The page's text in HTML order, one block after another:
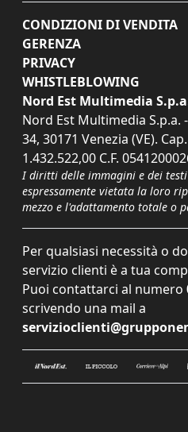
CONDIZIONI DI VENDITA
GERENZA
PRIVACY
WHISTLEBLOWING
Nord Est Multimedia
Nord Est Multimedia S.p.a.
34, 30171 Venezia (VE).
1.432.522,00 C.F.
I diritti delle immagini e dei
espressamente vietata la loro
mezzo e l'adattamento totale o
Per qualsiasi necessità o
servizio clienti è a tua
Puoi contattarci al numero
scrivendo una mail a